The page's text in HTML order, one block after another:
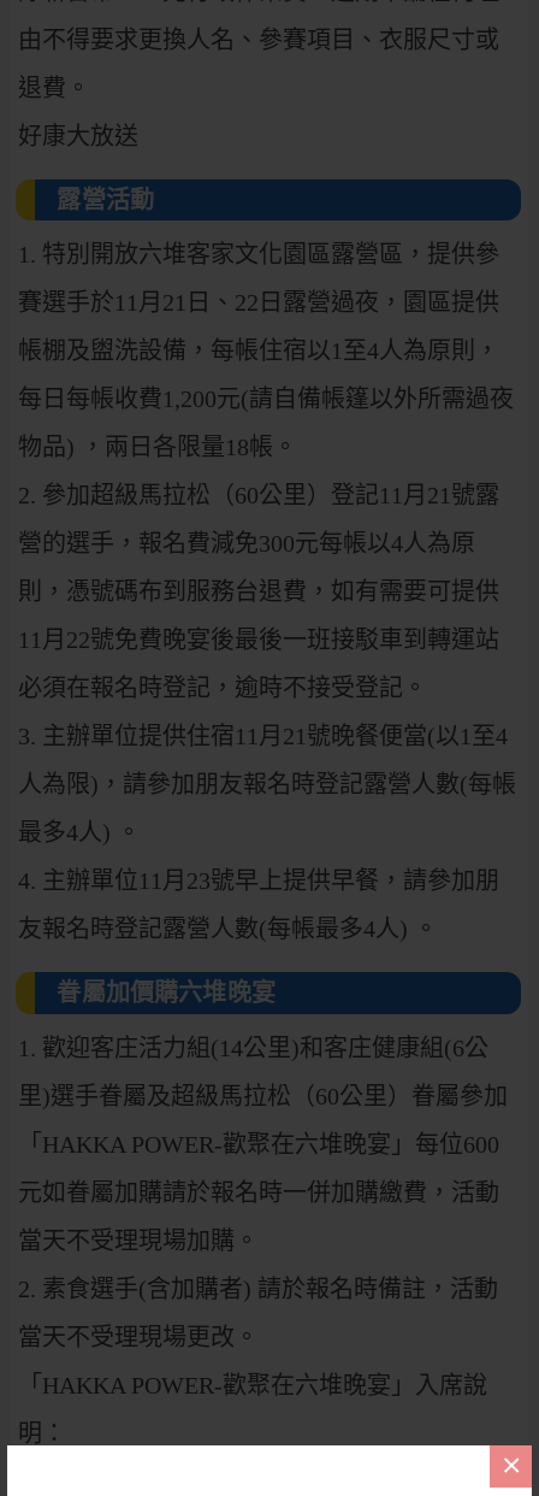
×
由不得要求更換人名、參賽項目、衣服尺寸或
退費。
好康大放送
露營活動
1. 特別開放六堆客家文化園區露營區，提供參
賽選手於11月21日、22日露營過夜，園區提供
帳棚及盥洗設備，每帳住宿以1至4人為原則，
每日每帳收費1,200元(請自備帳篷以外所需過夜
物品) ，兩日各限量18帳。
2. 參加超級馬拉松（60公里）登記11月21號露
營的選手，報名費減免300元每帳以4人為原
則，憑號碼布到服務台退費，如有需要可提供
11月22號免費晚宴後最後一班接駁車到轉運站
必須在報名時登記，逾時不接受登記。
3. 主辦單位提供住宿11月21號晚餐便當(以1至4
人為限)，請參加朋友報名時登記露營人數(每帳
最多4人) 。
4. 主辦單位11月23號早上提供早餐，請參加朋
友報名時登記露營人數(每帳最多4人) 。
眷屬加價購六堆晚宴
1. 歡迎客庄活力組(14公里)和客庄健康組(6公
里)選手眷屬及超級馬拉松（60公里）眷屬參加
「HAKKA POWER-歡聚在六堆晚宴」每位600
元如眷屬加購請於報名時一併加購繳費，活動
當天不受理現場加購。
2. 素食選手(含加購者) 請於報名時備註，活動
當天不受理現場更改。
「HAKKA POWER-歡聚在六堆晚宴」入席說
明：
1. 參加晚宴來賓於114年11月22日晚上17:30時